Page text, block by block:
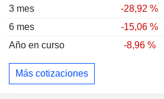
3 mes
-28,92 %
6 mes
-15,06 %
Año en curso
-8,96 %
Más cotizaciones